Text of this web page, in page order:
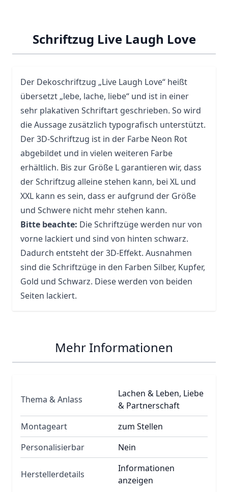
Schriftzug Live Laugh Love
Der Dekoschriftzug „Live Laugh Love“ heißt
übersetzt „lebe, lache, liebe“ und ist in einer
sehr plakativen Schriftart geschrieben. So wird
die Aussage zusätzlich typografisch unterstützt.
Der 3D-Schriftzug ist in der Farbe Neon Rot
abgebildet und in vielen weiteren Farbe
erhältlich. Bis zur Größe L garantieren wir, dass
der Schriftzug alleine stehen kann, bei XL und
XXL kann es sein, dass er aufgrund der Größe
und Schwere nicht mehr stehen kann.
Bitte beachte: Die Schriftzüge werden nur von
vorne lackiert und sind von hinten schwarz.
Dadurch entsteht der 3D-Effekt. Ausnahmen
sind die Schriftzüge in den Farben Silber, Kupfer,
Gold und Schwarz. Diese werden von beiden
Seiten lackiert.
Mehr Informationen
Thema & Anlass
Lachen & Leben, Liebe
& Partnerschaft
Montageart
zum Stellen
Personalisierbar
Nein
Herstellerdetails
Informationen
anzeigen